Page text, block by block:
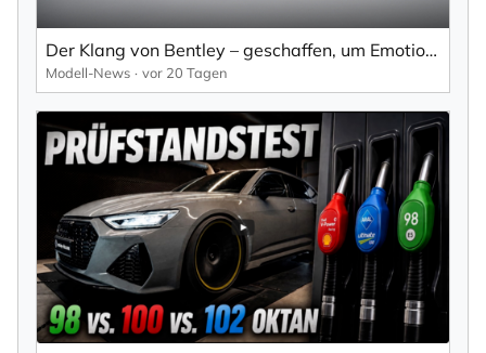
Der Klang von Bentley – geschaffen, um Emotionen zu wecken.
Modell-News vor 20 Tagen